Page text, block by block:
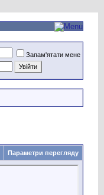
Запам'ятати мене
Параметри перегляду